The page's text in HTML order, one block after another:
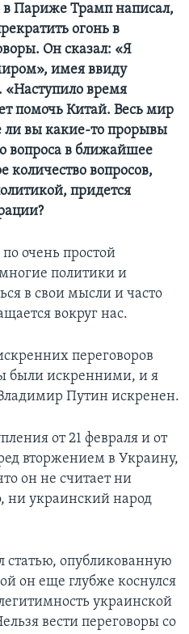
Париже Трамп написал,
огонь в
Он сказал: «Я
имея ввиду
«Наступило время
помочь Китай. Весь мир
ли вы какие-то прорывы
вопроса в ближайшее
количество вопросов,
придется
очень простой
политики и
в свои мысли и часто
вокруг нас.
переговоров
были искренними, и я
Путин искренен.
от 21 февраля и от
вторжением в Украину,
он не считает ни
ни украинский народ
статью, опубликованную
он еще глубже коснулся
украинской
вести переговоры со